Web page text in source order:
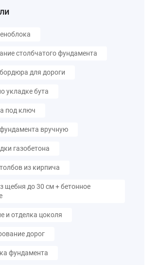
столбчатого фундамента
для дороги
укладке бута
под ключ
вручную
газобетона
из кирпича
щебня до 30 см + бетонное
и отделка цоколя
дорог
фундамента